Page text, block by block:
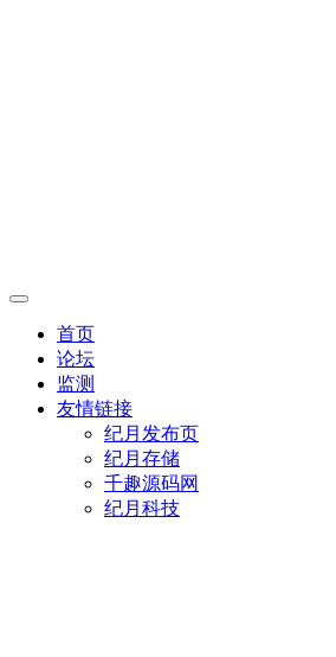
首页
论坛
监测
友情链接
纪月发布页
纪月存储
千趣源码网
纪月科技